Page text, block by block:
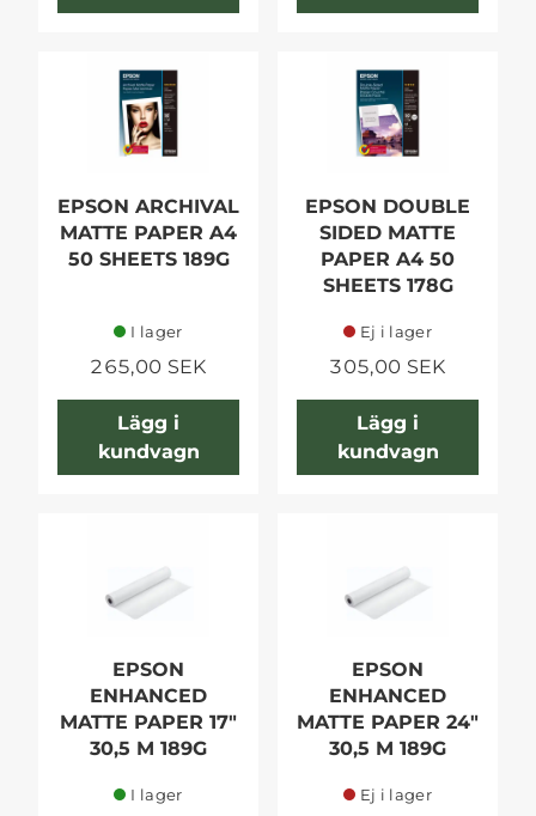
EPSON ARCHIVAL
MATTE PAPER A4
50 SHEETS 189G
I lager
265,00 SEK
Lägg i
kundvagn
EPSON DOUBLE
SIDED MATTE
PAPER A4 50
SHEETS 178G
Ej i lager
305,00 SEK
Lägg i
kundvagn
EPSON
ENHANCED
MATTE PAPER 17"
30,5 M 189G
I lager
EPSON
ENHANCED
MATTE PAPER 24"
30,5 M 189G
Ej i lager